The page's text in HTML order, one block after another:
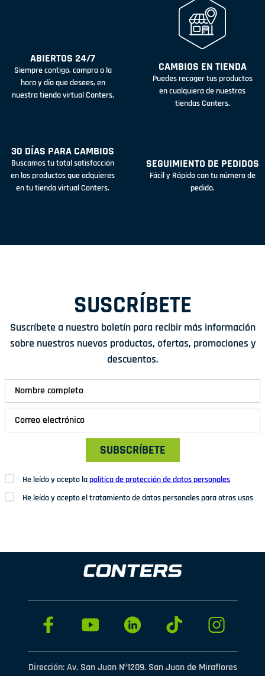
ABIERTOS 24/7
Siempre contigo, compra a la
hora y día que desees, en
nuestra tienda virtual Conters.
CAMBIOS EN TIENDA
Puedes recoger tus productos
en cualquiera de nuestras
tiendas Conters.
30 DÍAS PARA CAMBIOS
Buscamos tu total satisfacción
en los productos que adquieres
en tu tienda virtual Conters.
SEGUIMIENTO DE PEDIDOS
Fácil y Rápido con tu número de
pedido.
SUSCRÍBETE
Suscríbete a nuestro boletín para recibir más información
sobre nuestros nuevos productos, ofertas, promociones y
descuentos.
SUBSCRÍBETE
He leído y acepto lapolítica de protección de datos personales
He leído y acepto el tratamiento de datos personales para otros usos
Dirección: Av. San Juan Nº1209. San Juan de Miraflores